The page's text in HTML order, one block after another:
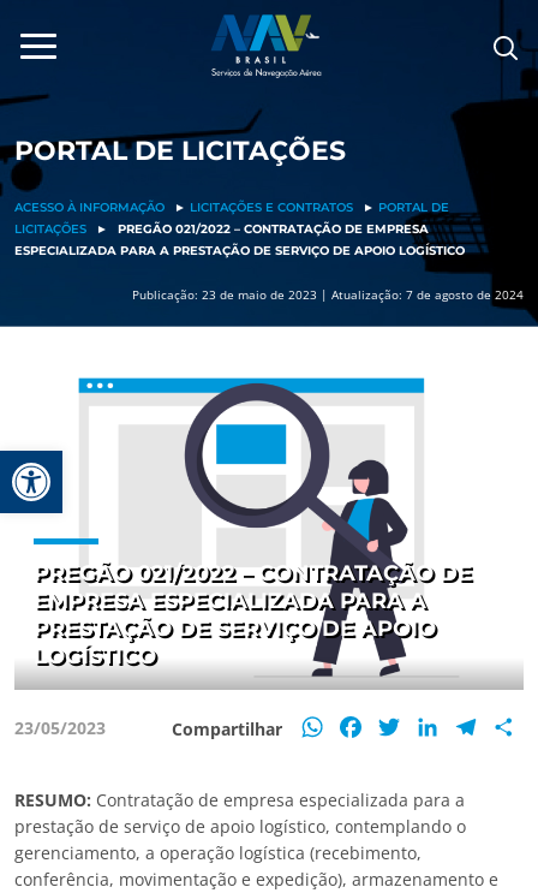
Barra de Ferramentas Aberta
para
conteúdo
PORTAL DE LICITAÇÕES
ACESSO À INFORMAÇÃO ► LICITAÇÕES E CONTRATOS ► PORTAL DE
LICITAÇÕES
►
PREGÃO 021/2022 – CONTRATAÇÃO DE EMPRESA
ESPECIALIZADA PARA A PRESTAÇÃO DE SERVIÇO DE APOIO LOGÍSTICO
Publicação: 23 de maio de 2023 | Atualização: 7 de agosto de 2024
PREGÃO 021/2022 – CONTRATAÇÃO DE
EMPRESA ESPECIALIZADA PARA A
PRESTAÇÃO DE SERVIÇO DE APOIO
LOGÍSTICO
23/05/2023 Compartilhar WhatsApp
FacebookTwitterLinkedIn
RESUMO: Contratação de empresa especializada para a
prestação de serviço de apoio logístico, contemplando o
gerenciamento, a operação logística (recebimento,
conferência, movimentação e expedição), armazenamento e